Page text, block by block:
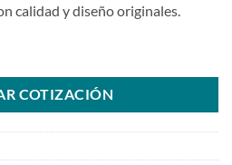
calidad y diseño originales.
COTIZACIÓN